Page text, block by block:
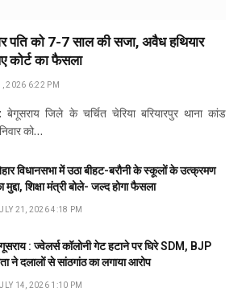
पति को 7-7 साल की सजा, अवैध हथियार
कोर्ट का फैसला
2026 6:22 PM
जिले के चर्चित चेरिया बरियारपुर थाना कांड
को…
विधानसभा में उठा बीहट-बरौनी के स्कूलों के उत्क्रमण
मुद्दा, शिक्षा मंत्री बोले- जल्द होगा फैसला
21, 2026 4:18 PM
: ज्वेलर्स कॉलोनी गेट हटाने पर घिरे SDM, BJP
ने दलालों से सांठगांठ का लगाया आरोप
14, 2026 1:10 PM